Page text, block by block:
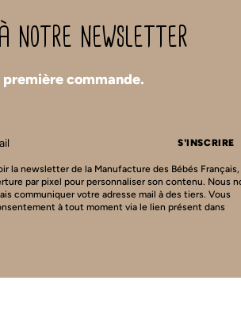
notre newsletter
commande.
S'INSCRIRE
la newsletter de la Manufacture des Bébés Français,
par pixel pour personnaliser son contenu. Nous
communiquer votre adresse mail à des tiers. Vous
à tout moment via le lien présent dans